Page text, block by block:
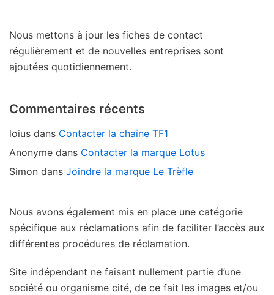
Nous mettons à jour les fiches de contact
régulièrement et de nouvelles entreprises sont
ajoutées quotidiennement.
Commentaires récents
loius dans Contacter la chaîne TF1
Anonyme dans Contacter la marque Lotus
Simon dans Joindre la marque Le Trèfle
Nous avons également mis en place une catégorie
spécifique aux réclamations afin de faciliter l’accès aux
différentes procédures de réclamation.
Site indépendant ne faisant nullement partie d’une
société ou organisme cité, de ce fait les images et/ou